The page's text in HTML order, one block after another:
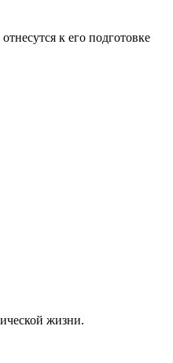
к его подготовке
жизни.